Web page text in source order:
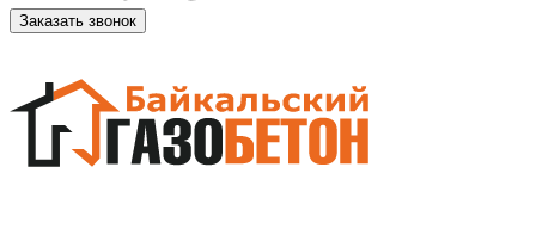
Заказать звонок